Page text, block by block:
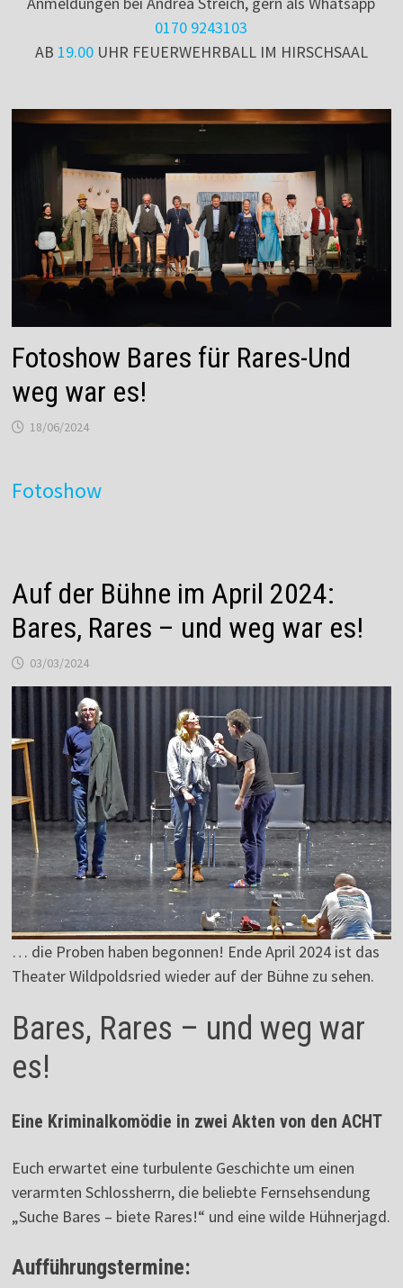
0170 9243103
AB 19.00UHR FEUERWEHRBALL IM HIRSCHSAAL
Fotoshow Bares für Rares-Und
weg war es!
18/06/2024
Fotoshow
Auf der Bühne im April 2024:
Bares, Rares – und weg war es!
03/03/2024
… die Proben haben begonnen! Ende April 2024 ist das
Theater Wildpoldsried wieder auf der Bühne zu sehen.
Bares, Rares – und weg war
es!
Eine Kriminalkomödie in zwei Akten von den ACHT
Euch erwartet eine turbulente Geschichte um einen
verarmten Schlossherrn, die beliebte Fernsehsendung
„Suche Bares – biete Rares!“ und eine wilde Hühnerjagd.
Aufführungstermine: